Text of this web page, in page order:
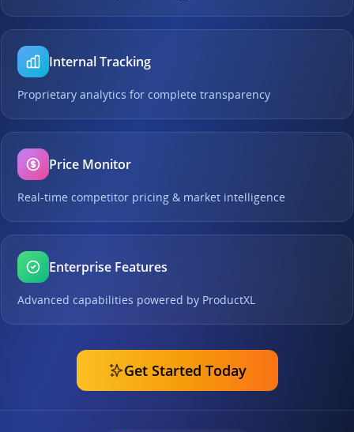
Internal Tracking
Proprietary analytics for complete transparency
Price Monitor
Real-time competitor pricing & market intelligence
Enterprise Features
Advanced capabilities powered by ProductXL
Get Started Today